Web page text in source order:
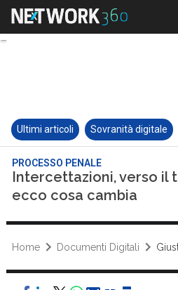
Ultimi articoli Sovranità digitale
PROCESSO PENALE
Intercettazioni, verso il
ecco cosa cambia
Home Documenti Digitali